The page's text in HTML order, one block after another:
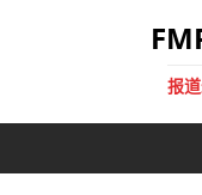
报